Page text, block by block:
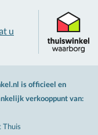
u
is officieel en
verkooppunt van:
Thuis